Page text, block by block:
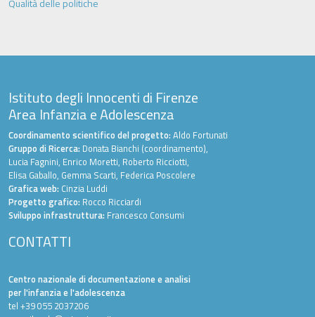
Qualità delle politiche
Istituto degli Innocenti di Firenze
Area Infanzia e Adolescenza
Coordinamento scientifico del progetto: Aldo Fortunati
Gruppo di Ricerca: Donata Bianchi (coordinamento),
Lucia Fagnini, Enrico Moretti, Roberto Ricciotti,
Elisa Gaballo, Gemma Scarti, Federica Poscolere
Grafica web: Cinzia Luddi
Progetto grafico: Rocco Ricciardi
Sviluppo infrastruttura: Francesco Consumi
CONTATTI
Centro nazionale di documentazione e analisi
per l'infanzia e l'adolescenza
tel +39 055 2037206